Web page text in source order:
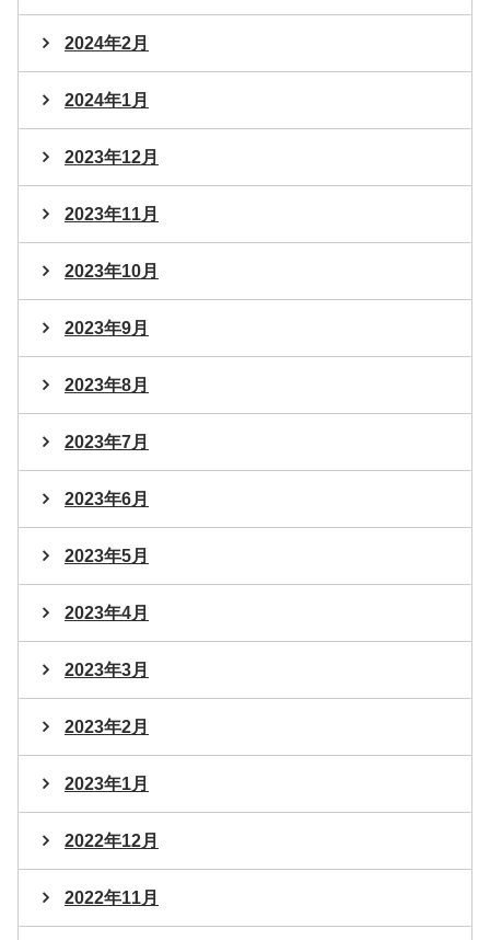
2024年2月
2024年1月
2023年12月
2023年11月
2023年10月
2023年9月
2023年8月
2023年7月
2023年6月
2023年5月
2023年4月
2023年3月
2023年2月
2023年1月
2022年12月
2022年11月